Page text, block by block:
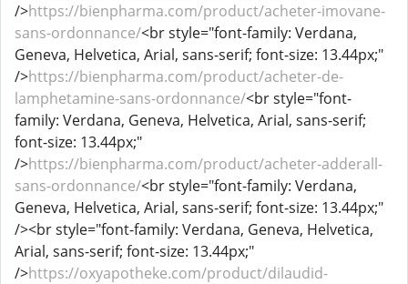
/>https://bienpharma.com/product/acheter-imovane-
sans-ordonnance/<br style="font-family: Verdana,
Geneva, Helvetica, Arial, sans-serif; font-size: 13.44px;"
/>https://bienpharma.com/product/acheter-de-
lamphetamine-sans-ordonnance/<br style="font-
family: Verdana, Geneva, Helvetica, Arial, sans-serif;
font-size: 13.44px;"
/>https://bienpharma.com/product/acheter-adderall-
sans-ordonnance/<br style="font-family: Verdana,
Geneva, Helvetica, Arial, sans-serif; font-size: 13.44px;"
/><br style="font-family: Verdana, Geneva, Helvetica,
Arial, sans-serif; font-size: 13.44px;"
/>https://oxyapotheke.com/product/dilaudid-